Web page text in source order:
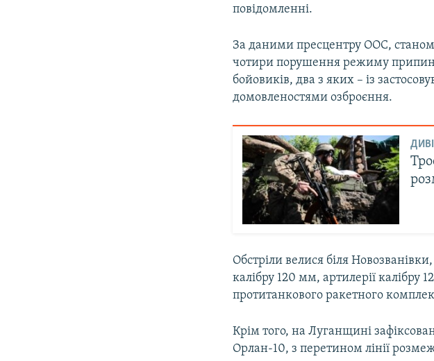
повідомленні.
За даними пресцентру ООС, станом
чотири порушення режиму
бойовиків, два з яких – із
домовленостями озброєння.
Обстріли велися біля
калібру 120 мм, артилерії
протитанкового ракетного
Крім того, на Луганщині
Орлан-10, з перетином лінії